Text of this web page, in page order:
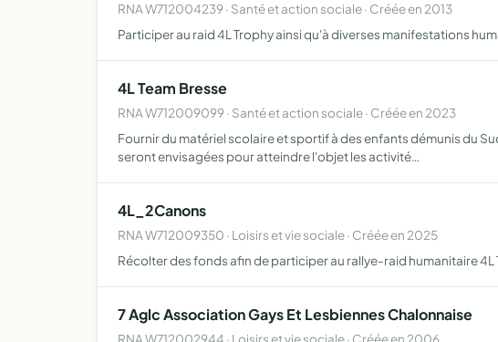
RNA W712004239 · Santé et action sociale · Créée en 2013
Participer au raid 4L Trophy ainsi qu'à diverses manifestations
4L Team Bresse
RNA W712009099 · Santé et action sociale · Créée en 2023
Fournir du matériel scolaire et sportif à des enfants démunis du
seront envisagées pour atteindre l'objet les activité…
4L_2Canons
RNA W712009350 · Loisirs et vie sociale · Créée en 2025
Récolter des fonds afin de participer au rallye-raid humanitaire 4L
7 Aglc Association Gays Et Lesbiennes Chalonnaise
RNA W712002944 · Loisirs et vie sociale · Créée en 2006